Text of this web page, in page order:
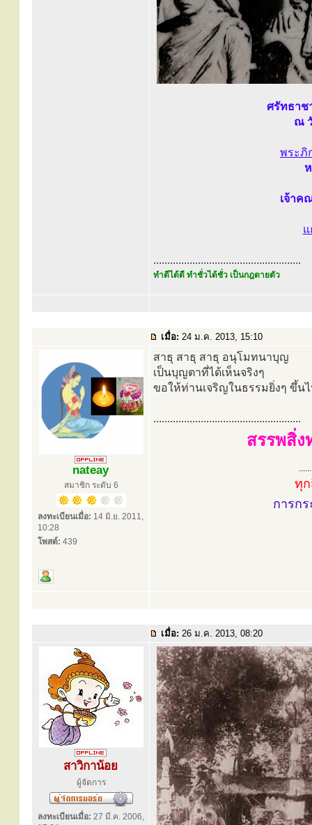
ศรัทธาช
ณ
พระภิ
เจ้าค
แ
.....................................................
ทำดีได้ดี ทำชั่วได้ชั่ว เป็นกฎตายตัว
เมื่อ: 24 ม.ค. 2013, 15:10
nateay
สมาชิก ระดับ 6
ลงทะเบียนเมื่อ: 14 มิ.ย. 2011,
10:28
โพสต์: 439
สาธุ สาธุ สาธุ อนุโมทนาบุญ
เป็นบุญตาที่ได้เห็นจริงๆ
ขอให้ท่านเจริญในธรรมยิ่งๆ ขึ้น
.....................................................
สรรพสิ่
ทุ
การก
เมื่อ: 26 ม.ค. 2013, 08:20
สาวิกาน้อย
ผู้จัดการ
ลงทะเบียนเมื่อ: 27 มี.ค. 2006,